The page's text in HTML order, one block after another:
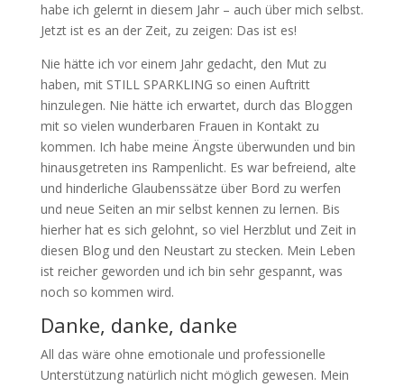
habe ich gelernt in diesem Jahr – auch über mich selbst.
Jetzt ist es an der Zeit, zu zeigen: Das ist es!
Nie hätte ich vor einem Jahr gedacht, den Mut zu
haben, mit STILL SPARKLING so einen Auftritt
hinzulegen. Nie hätte ich erwartet, durch das Bloggen
mit so vielen wunderbaren Frauen in Kontakt zu
kommen. Ich habe meine Ängste überwunden und bin
hinausgetreten ins Rampenlicht. Es war befreiend, alte
und hinderliche Glaubenssätze über Bord zu werfen
und neue Seiten an mir selbst kennen zu lernen. Bis
hierher hat es sich gelohnt, so viel Herzblut und Zeit in
diesen Blog und den Neustart zu stecken. Mein Leben
ist reicher geworden und ich bin sehr gespannt, was
noch so kommen wird.
Danke, danke, danke
All das wäre ohne emotionale und professionelle
Unterstützung natürlich nicht möglich gewesen. Mein